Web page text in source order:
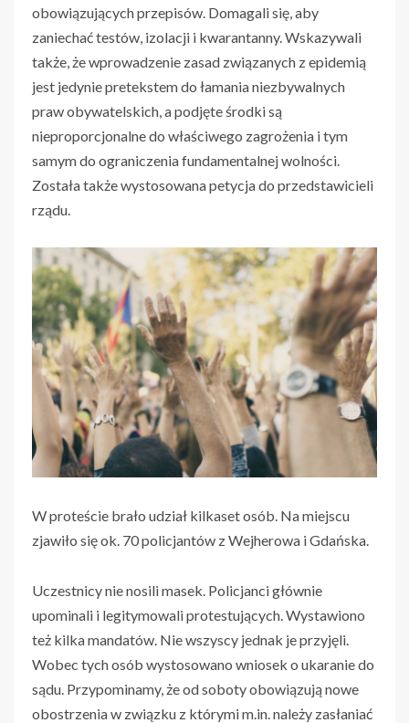
obowiązujących przepisów. Domagali się, aby
zaniechać testów, izolacji i kwarantanny. Wskazywali
także, że wprowadzenie zasad związanych z epidemią
jest jedynie pretekstem do łamania niezbywalnych
praw obywatelskich, a podjęte środki są
nieproporcjonalne do właściwego zagrożenia i tym
samym do ograniczenia fundamentalnej wolności.
Została także wystosowana petycja do przedstawicieli
rządu.
W proteście brało udział kilkaset osób. Na miejscu
zjawiło się ok. 70 policjantów z Wejherowa i Gdańska.
Uczestnicy nie nosili masek. Policjanci głównie
upominali i legitymowali protestujących. Wystawiono
też kilka mandatów. Nie wszyscy jednak je przyjęli.
Wobec tych osób wystosowano wniosek o ukaranie do
sądu. Przypominamy, że od soboty obowiązują nowe
obostrzenia w związku z którymi m.in. należy zasłaniać